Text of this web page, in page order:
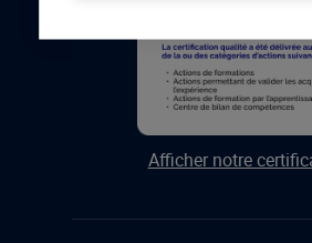
Afficher notre